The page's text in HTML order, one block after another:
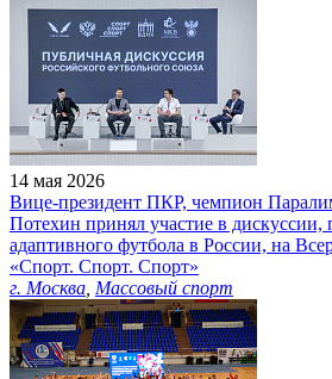
14 мая 2026
Вице-президент ПКР, чемпион
Потехин принял участие в
адаптивного футбола в России, на
«Спорт. Спорт. Спорт»
г. Москва Массовый спорт